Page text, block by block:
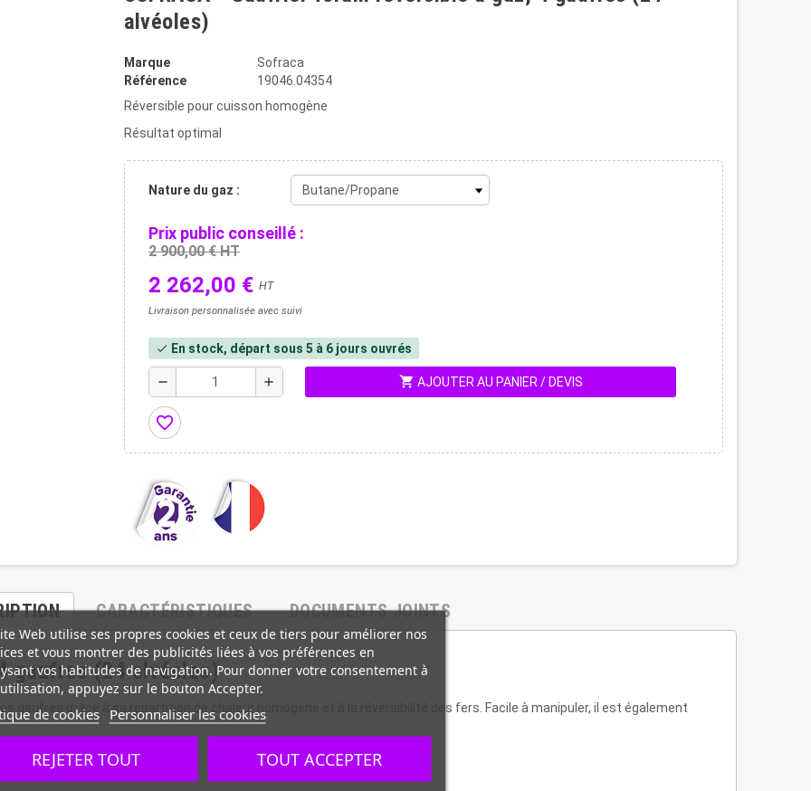
alvéoles)
Marque
Sofraca
Référence
19046.04354
Réversible pour cuisson homogène
Résultat optimal
Nature du gaz :
Prix public conseillé :
2 900,00 € HT
2 262,00 € HT
Livraison personnalisée avec suivi
check En stock, départ sous 5 à 6 jours ouvrés
remove add shopping_cart AJOUTER AU PANIER / DEVIS
favorite_border
CARACTÉRISTIQUES DOCUMENTS JOINTS
gaufres (24 alvéoles)
gaufres grâce à sa répartition de chaleur homogène et à la réversibilité des fers. Facile à manipuler, il est également
Web utilise ses propres cookies et ceux de tiers pour améliorer nos
et vous montrer des publicités liées à vos préférences en
vos habitudes de navigation. Pour donner votre consentement à
appuyez sur le bouton Accepter.
de cookies Personnaliser les cookies
REJETER TOUT TOUT ACCEPTER